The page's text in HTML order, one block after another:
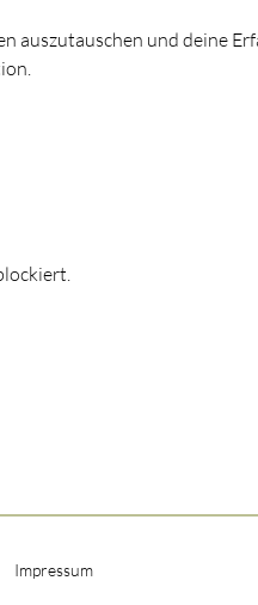
auszutauschen und deine
Impressum